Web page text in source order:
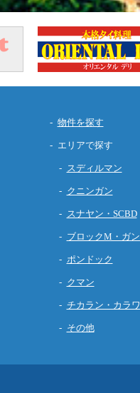
物件を探す
エリアで探す
スディルマン
クニンガン
スナヤン・SCBD
ブロックM・ガ
ポンドック
クマン
チカラン・カラ
その他